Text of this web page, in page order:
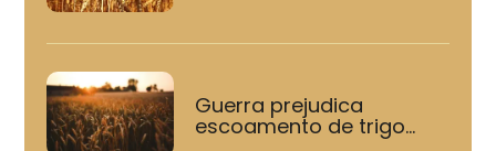
Guerra prejudica
escoamento de trigo...